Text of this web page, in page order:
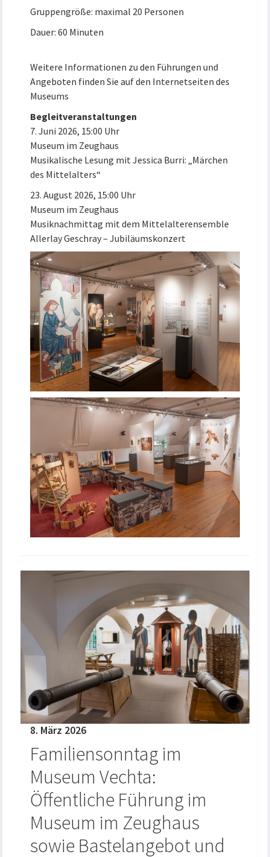
Gruppengröße: maximal 20 Personen
Dauer: 60 Minuten
Weitere Informationen zu den Führungen und
Angeboten finden Sie auf den Internetseiten des
Museums
Begleitveranstaltungen
7. Juni 2026, 15:00 Uhr
Museum im Zeughaus
Musikalische Lesung mit Jessica Burri: „Märchen
des Mittelalters“
23. August 2026, 15:00 Uhr
Museum im Zeughaus
Musiknachmittag mit dem Mittelalterensemble
Allerlay Geschray – Jubiläumskonzert
8. März 2026
Familiensonntag im
Museum Vechta:
Öffentliche Führung im
Museum im Zeughaus
sowie Bastelangebot und